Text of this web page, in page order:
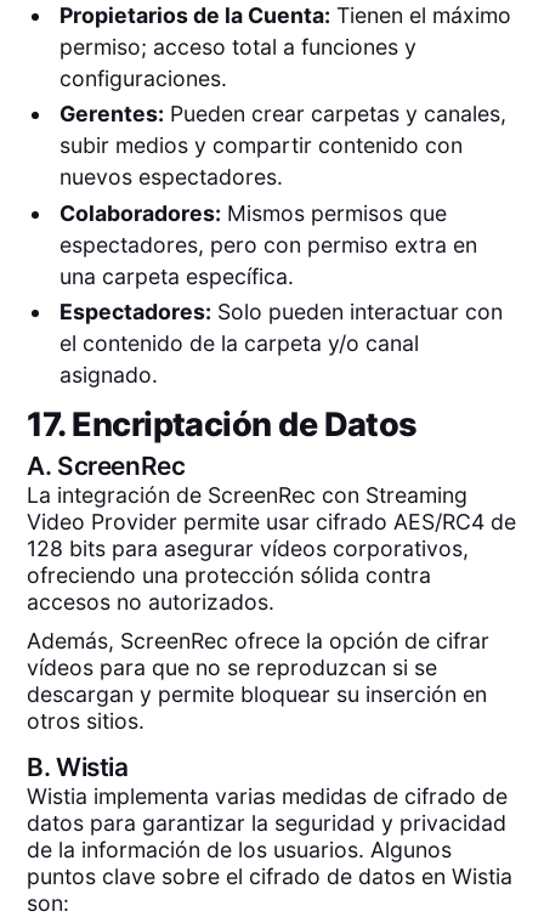
Propietarios de la Cuenta: Tienen el máximo
permiso; acceso total a funciones y
configuraciones.
Gerentes: Pueden crear carpetas y canales,
subir medios y compartir contenido con
nuevos espectadores.
Colaboradores: Mismos permisos que
espectadores, pero con permiso extra en
una carpeta específica.
Espectadores: Solo pueden interactuar con
el contenido de la carpeta y/o canal
asignado.
17. Encriptación de Datos
A. ScreenRec
La integración de ScreenRec con Streaming
Video Provider permite usar cifrado AES/RC4 de
128 bits para asegurar vídeos corporativos,
ofreciendo una protección sólida contra
accesos no autorizados.
Además, ScreenRec ofrece la opción de cifrar
vídeos para que no se reproduzcan si se
descargan y permite bloquear su inserción en
otros sitios.
B.Wistia
Wistia implementa varias medidas de cifrado de
datos para garantizar la seguridad y privacidad
de la información de los usuarios. Algunos
puntos clave sobre el cifrado de datos en Wistia
son: